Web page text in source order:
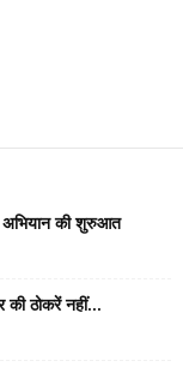
अभियान की शुरुआत
की ठोकरें नहीं...